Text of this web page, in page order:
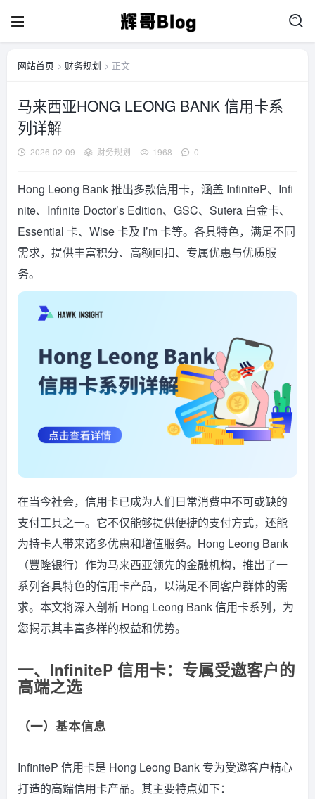
网站首页 > 财务规划 > 正文
马来西亚HONG LEONG BANK 信用卡系
列详解
2026-02-09 财务规划 1968 0
Hong Leong Bank 推出多款信用卡，涵盖 InfiniteP、Infi
nite、Infinite Doctor’s Edition、GSC、Sutera 白金卡、
Essential 卡、Wise 卡及 I’m 卡等。各具特色，满足不同
需求，提供丰富积分、高额回扣、专属优惠与优质服
务。
在当今社会，信用卡已成为人们日常消费中不可或缺的
支付工具之一。它不仅能够提供便捷的支付方式，还能
为持卡人带来诸多优惠和增值服务。Hong Leong Bank
（豐隆银行）作为马来西亚领先的金融机构，推出了一
系列各具特色的信用卡产品，以满足不同客户群体的需
求。本文将深入剖析 Hong Leong Bank 信用卡系列，为
您揭示其丰富多样的权益和优势。
一、InfiniteP 信用卡：专属受邀客户的
高端之选
（一）基本信息
InfiniteP 信用卡是 Hong Leong Bank 专为受邀客户精心
打造的高端信用卡产品。其主要特点如下：